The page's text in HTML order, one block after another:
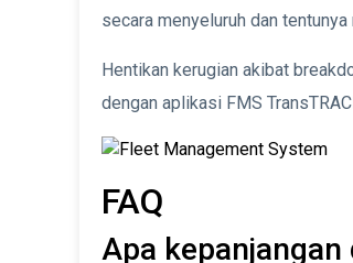
secara menyeluruh dan
Hentikan kerugian akibat
dengan aplikasi FMS
FAQ
Apa kepanjangan